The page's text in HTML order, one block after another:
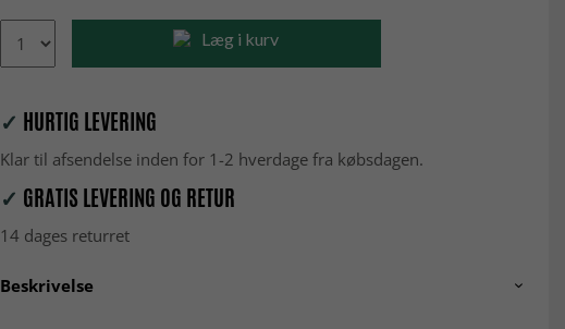
Læg i kurv
✓ HURTIG LEVERING
Klar til afsendelse inden for 1-2 hverdage fra købsdagen.
✓ GRATIS LEVERING OG RETUR
14 dages returret
Beskrivelse